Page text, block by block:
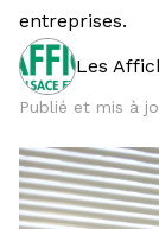
entreprises.
Les
Publié et mis à